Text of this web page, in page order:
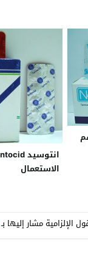
الاستعمال
الإلزامية مشار إليها بـ